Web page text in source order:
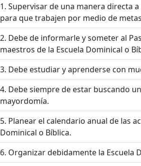
Supervisar de una manera directa
para que trabajen por medio de
Debe de informarle y someter al
maestros de la Escuela Dominical o
Debe estudiar y aprenderse con
Debe siempre de estar buscando
mayordomía.
Planear el calendario anual de las
Dominical o Bíblica.
Organizar debidamente la Escuela